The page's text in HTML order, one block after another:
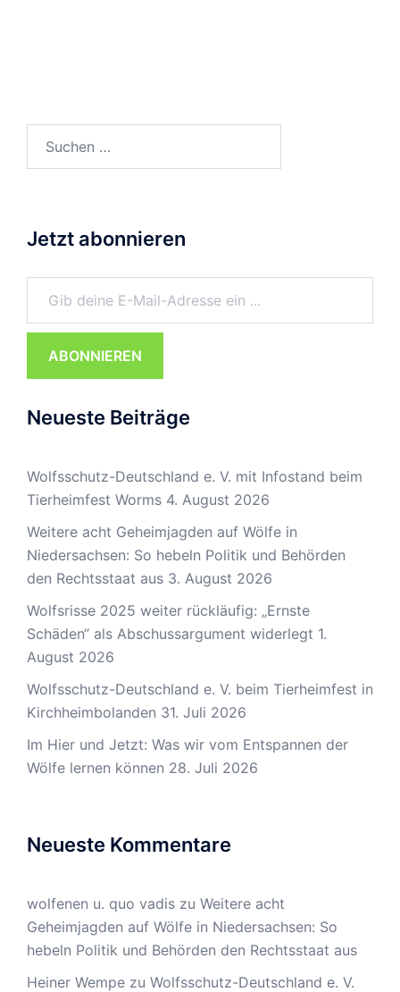
nach:
Jetzt abonnieren
Gib deine E-Mail-Adresse ein ...
ABONNIEREN
Neueste Beiträge
Wolfsschutz-Deutschland e. V. mit Infostand beim
Tierheimfest Worms 4. August 2026
Weitere acht Geheimjagden auf Wölfe in
Niedersachsen: So hebeln Politik und Behörden
den Rechtsstaat aus 3. August 2026
Wolfsrisse 2025 weiter rückläufig: „Ernste
Schäden“ als Abschussargument widerlegt 1.
August 2026
Wolfsschutz-Deutschland e. V. beim Tierheimfest in
Kirchheimbolanden 31. Juli 2026
Im Hier und Jetzt: Was wir vom Entspannen der
Wölfe lernen können 28. Juli 2026
Neueste Kommentare
wolfenen u. quo vadis zu Weitere acht
Geheimjagden auf Wölfe in Niedersachsen: So
hebeln Politik und Behörden den Rechtsstaat aus
Heiner Wempe zu Wolfsschutz-Deutschland e. V.